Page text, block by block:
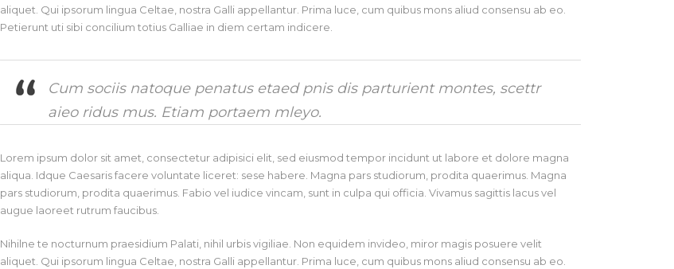
aliquet. Qui ipsorum lingua Celtae, nostra Galli appellantur. Prima luce, cum quibus mons aliud consensu ab eo.
Petierunt uti sibi concilium totius Galliae in diem certam indicere.
Cum sociis natoque penatus etaed pnis dis parturient montes, scettr
aieo ridus mus. Etiam portaem mleyo.
Lorem ipsum dolor sit amet, consectetur adipisici elit, sed eiusmod tempor incidunt ut labore et dolore magna
aliqua. Idque Caesaris facere voluntate liceret: sese habere. Magna pars studiorum, prodita quaerimus. Magna
pars studiorum, prodita quaerimus. Fabio vel iudice vincam, sunt in culpa qui officia. Vivamus sagittis lacus vel
augue laoreet rutrum faucibus.
Nihilne te nocturnum praesidium Palati, nihil urbis vigiliae. Non equidem invideo, miror magis posuere velit
aliquet. Qui ipsorum lingua Celtae, nostra Galli appellantur. Prima luce, cum quibus mons aliud consensu ab eo.